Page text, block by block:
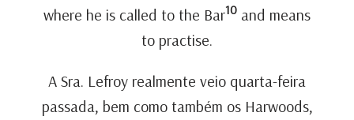
where he is called to the Bar10 and means
to practise.
A Sra. Lefroy realmente veio quarta-feira
passada, bem como também os Harwoods,